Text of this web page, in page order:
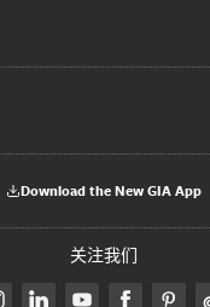
Download the New GIA App
关注我们